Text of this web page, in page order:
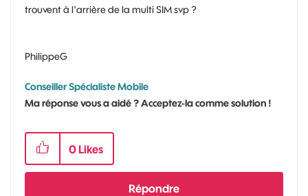
trouvent à l'arrière de la multi SIM svp ?
PhilippeG
Conseiller Spécialiste Mobile
Ma réponse vous a aidé ? Acceptez-la comme solution !
0 Likes
Répondre